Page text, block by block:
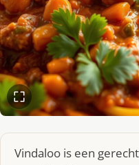
Vindaloo is een